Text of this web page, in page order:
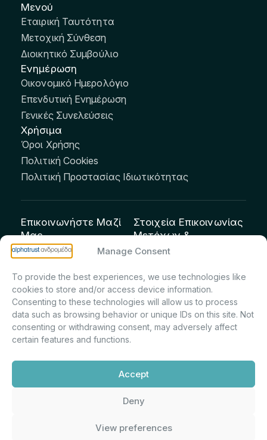
Manage Consent
To provide the best experiences, we use technologies like
cookies to store and/or access device information.
Consenting to these technologies will allow us to process
data such as browsing behavior or unique IDs on this site. Not
consenting or withdrawing consent, may adversely affect
certain features and functions.
Accept
Deny
View preferences
Μενού
Εταιρική Ταυτότητα
Μετοχική Σύνθεση
Διοικητικό Συμβούλιο
Ενημέρωση
Οικονομικό Ημερολόγιο
Επενδυτική Ενημέρωση
Γενικές Συνελεύσεις
Χρήσιμα
Όροι Χρήσης
Πολιτική Cookies
Πολιτική Προστασίας Ιδιωτικότητας
Επικοινωνήστε Μαζί
Μας
info@andromeda.eu
Οδός Αριστείδου 1,
Κηφισιά Τ.Κ. 14561
Στοιχεία Επικοινωνίας
Μετόχων &
Επενδυτών:
Πρίντσιου – Corporate
Secretary & Investor
Relations – Τμήμα
Μετοχολογίου –
Ανακοινώσεων
m.printsiou@andromeda.eu
210 62 89 341